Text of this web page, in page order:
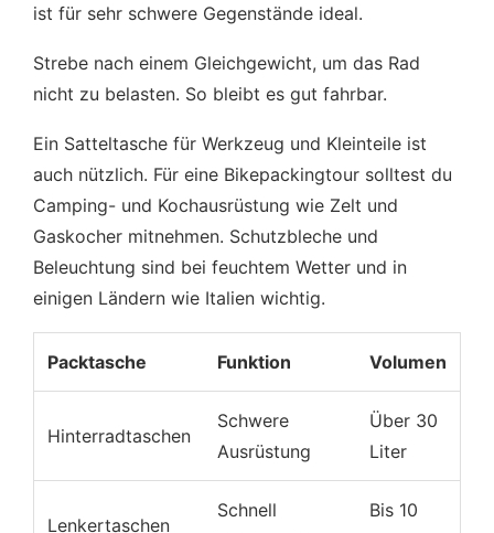
ist für sehr schwere Gegenstände ideal.
Strebe nach einem Gleichgewicht, um das Rad
nicht zu belasten. So bleibt es gut fahrbar.
Ein Satteltasche für Werkzeug und Kleinteile ist
auch nützlich. Für eine Bikepackingtour solltest du
Camping- und Kochausrüstung wie Zelt und
Gaskocher mitnehmen. Schutzbleche und
Beleuchtung sind bei feuchtem Wetter und in
einigen Ländern wie Italien wichtig.
Packtasche Funktion Volumen
Hinterradtaschen
Schwere
Ausrüstung
Über 30
Liter
Lenkertaschen
Schnell
Bis 10